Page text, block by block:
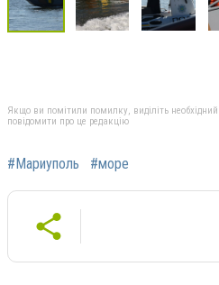
Якщо ви помітили помилку, виділіть
повідомити про це редакцію
#Мариуполь #море